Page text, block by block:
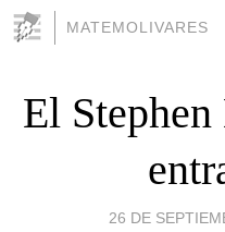
MATEMOLIVARES
El
26 DE